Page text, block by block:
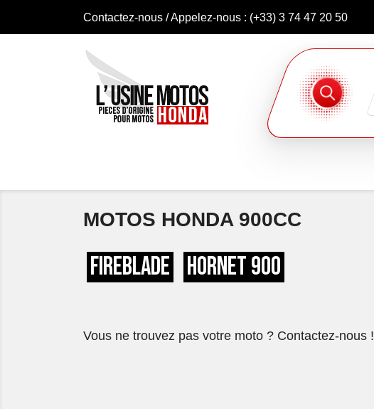
Contactez-nous / Appelez-nous : (+33) 3 74 47 20 50
MOTOS HONDA 900CC
Fireblade Hornet 900
Vous ne trouvez pas votre moto ? Contactez-nous !